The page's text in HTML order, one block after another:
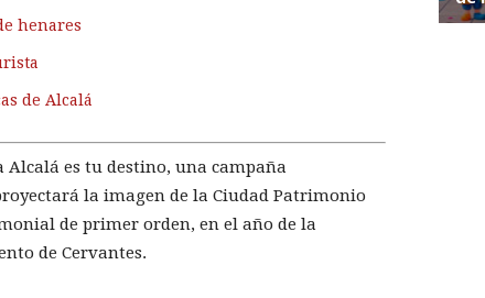
henares
de Alcalá
Alcalá es tu destino, una campaña
la imagen de la Ciudad Patrimonio
de primer orden, en el año de la
de Cervantes.